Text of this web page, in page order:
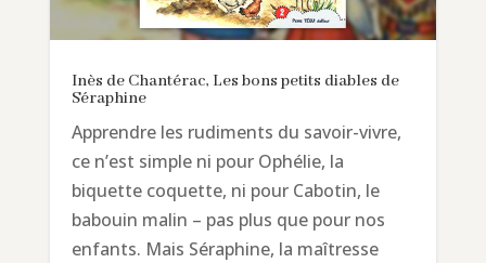
Inès de Chantérac, Les bons petits diables de
Séraphine
Apprendre les rudiments du savoir-vivre,
ce n’est simple ni pour Ophélie, la
biquette coquette, ni pour Cabotin, le
babouin malin – pas plus que pour nos
enfants. Mais Séraphine, la maîtresse